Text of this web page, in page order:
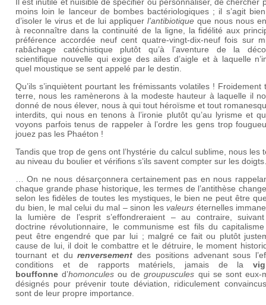
moins loin le lanceur de bombes bactériologiques ; il s’agit
d’isoler le virus et de lui appliquer l’antibiotique que nous nous
à reconnaître dans la continuité de la ligne, la fidélité aux
préférence accordée neuf cent quatre-vingt-dix-neuf fois sur
rabâchage catéchistique plutôt qu’à l’aventure de la
scientifique nouvelle qui exige des ailes d’aigle et à laquelle
quel moustique se sent appelé par le destin.
Qu’ils s’inquiètent pourtant les frémissants volatiles ! Froidement
terre, nous les ramènerons à la modeste hauteur à laquelle il
donné de nous élever, nous à qui tout héroïsme et tout
interdits, qui nous en tenons à l’ironie plutôt qu’au lyrisme et
voyons parfois tenus de rappeler à l’ordre les gens trop
jouez pas les Phaéton !
Tandis que trop de gens ont l’hystérie du calcul sublime, nous les
au niveau du boulier et vérifions s’ils savent compter sur les
… On ne nous désarçonnera certainement pas en nous
chaque grande phase historique, les termes de l’antithèse
selon les fidèles de toutes les mystiques, le bien ne peut être
du bien, le mal celui du mal – sinon lesvaleurs éternelles
la lumière de l’esprit s’effondreraient – au contraire,
doctrine révolutionnaire, le communisme est fils du
peut être engendré que par lui ; malgré ce fait ou plutôt
cause de lui, il doit le combattre et le détruire, le moment
tournant et durenversement des positions advenant sous
conditions et de rapports matériels, jamais de la
bouffonne d’homoncules ou degroupuscules qui se sont eux-
désignés pour prévenir toute déviation, ridiculement
sont de leur propre importance.